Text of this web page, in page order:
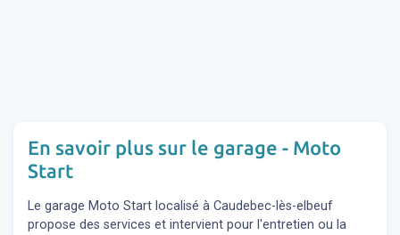
En savoir plus sur le garage - Moto
Start
Le garage Moto Start localisé à Caudebec-lès-elbeuf
propose des services et intervient pour l'entretien ou la